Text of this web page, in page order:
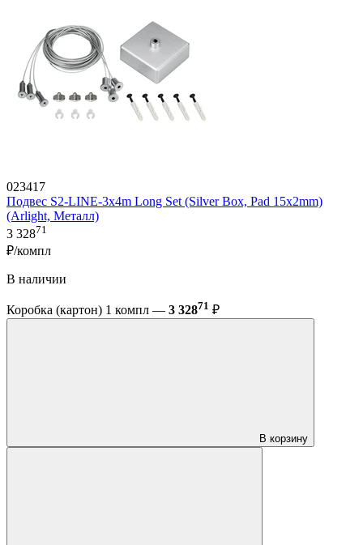
023417
Подвес S2-LINE-3x4m Long Set (Silver Box, Pad 15x2mm)
(Arlight, Металл)
3 32871
₽/компл
В наличии
Коробка (картон) 1 компл — 3 32871 ₽
В корзину